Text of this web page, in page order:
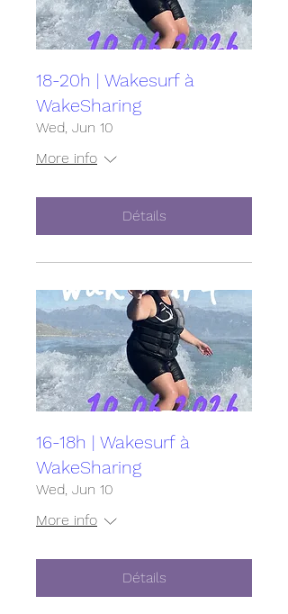
18-20h | Wakesurf à
WakeSharing
Wed, Jun 10
More info
Détails
16-18h | Wakesurf à
WakeSharing
Wed, Jun 10
More info
Détails